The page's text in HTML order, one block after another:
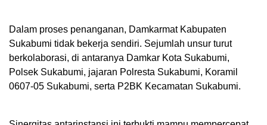
Dalam proses penanganan, Damkarmat Kabupaten
Sukabumi tidak bekerja sendiri. Sejumlah unsur turut
berkolaborasi, di antaranya Damkar Kota Sukabumi,
Polsek Sukabumi, jajaran Polresta Sukabumi, Koramil
0607-05 Sukabumi, serta P2BK Kecamatan Sukabumi.